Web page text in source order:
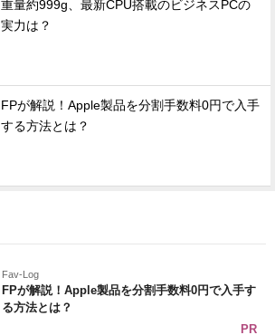
重量約999g、最新CPU搭載のビジネスPCの
実力は？
FPが解説！Apple製品を分割手数料0円で入手
する方法とは？
Fav-Log
FPが解説！Apple製品を分割手数料0円で入手す
る方法とは？
PR